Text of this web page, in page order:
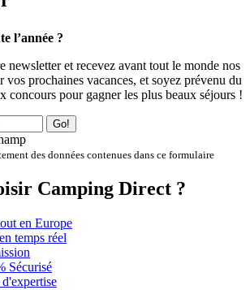
l’année ?
newsletter et recevez avant tout le monde nos
vos prochaines vacances, et soyez prévenu du
concours pour gagner les plus beaux séjours !
Go!
des données contenues dans ce formulaire
Camping Direct ?
en Europe
temps réel
Sécurisé